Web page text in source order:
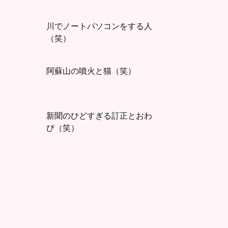
川でノートパソコンをする人
（笑）
阿蘇山の噴火と猫（笑）
新聞のひどすぎる訂正とおわ
び（笑）